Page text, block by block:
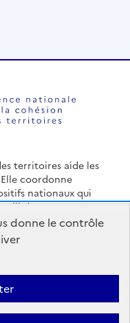
donne le contrôle
territoires aide les
coordonne
nationaux qui
légales Politique